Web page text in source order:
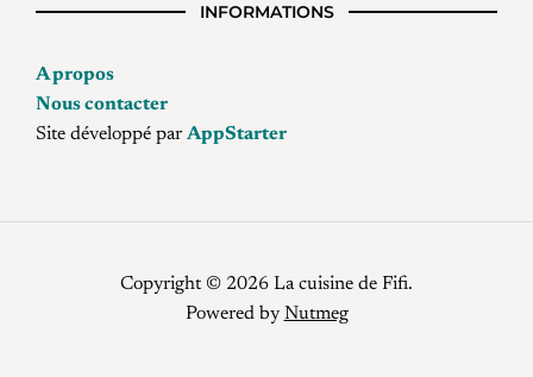
INFORMATIONS
A propos
Nous contacter
Site développé par AppStarter
Copyright © 2026 La cuisine de Fifi.
Powered by Nutmeg